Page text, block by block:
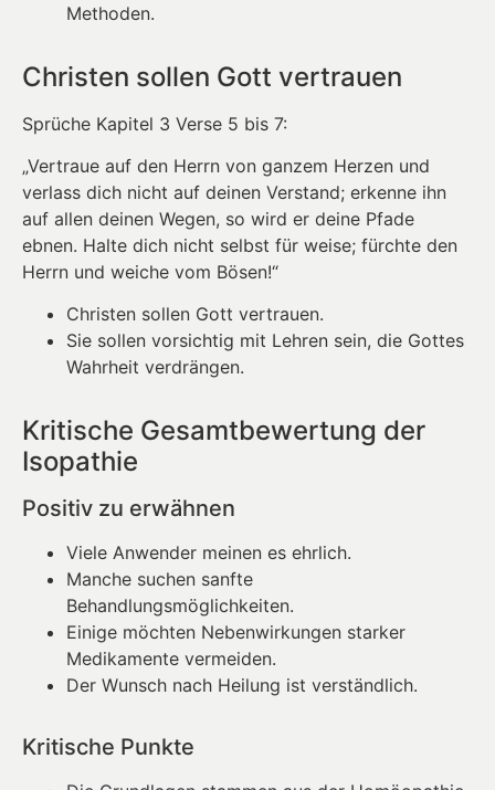
Methoden.
Christen sollen Gott vertrauen
Sprüche Kapitel 3 Verse 5 bis 7:
„Vertraue auf den Herrn von ganzem Herzen und
verlass dich nicht auf deinen Verstand; erkenne ihn
auf allen deinen Wegen, so wird er deine Pfade
ebnen. Halte dich nicht selbst für weise; fürchte den
Herrn und weiche vom Bösen!“
Christen sollen Gott vertrauen.
Sie sollen vorsichtig mit Lehren sein, die Gottes
Wahrheit verdrängen.
Kritische Gesamtbewertung der
Isopathie
Positiv zu erwähnen
Viele Anwender meinen es ehrlich.
Manche suchen sanfte
Behandlungsmöglichkeiten.
Einige möchten Nebenwirkungen starker
Medikamente vermeiden.
Der Wunsch nach Heilung ist verständlich.
Kritische Punkte